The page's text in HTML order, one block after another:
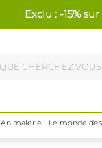
Exclu : -15%
Animalerie Le monde